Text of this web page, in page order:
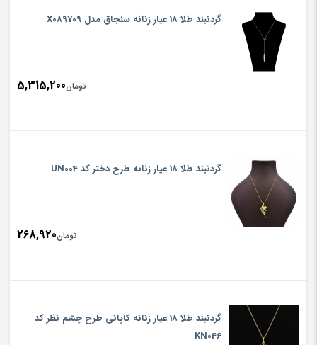
گردنبند طلا 18 عیار زنانه سنجاق مدل X089709
تومان5,315,200
گردنبند طلا 18 عیار زنانه طرح دختر کد UN004
تومان268,920
گردنبند طلا 18 عیار زنانه کاپانی طرح چشم نظر کد
KN046